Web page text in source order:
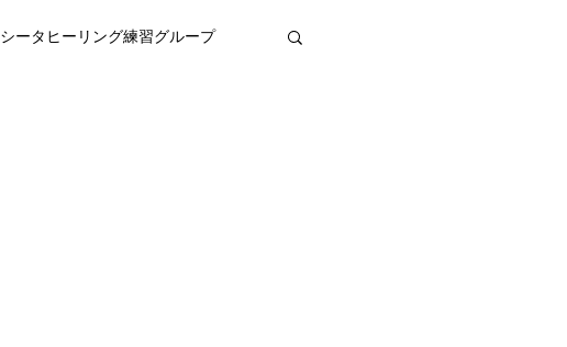
シータヒーリング練習グループ